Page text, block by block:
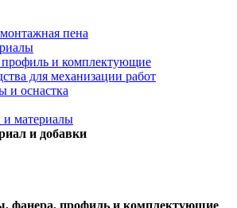
пена
и комплектующие
для механизации работ
и оснастка
и материалы
и добавки
фанера, профиль и комплектующие